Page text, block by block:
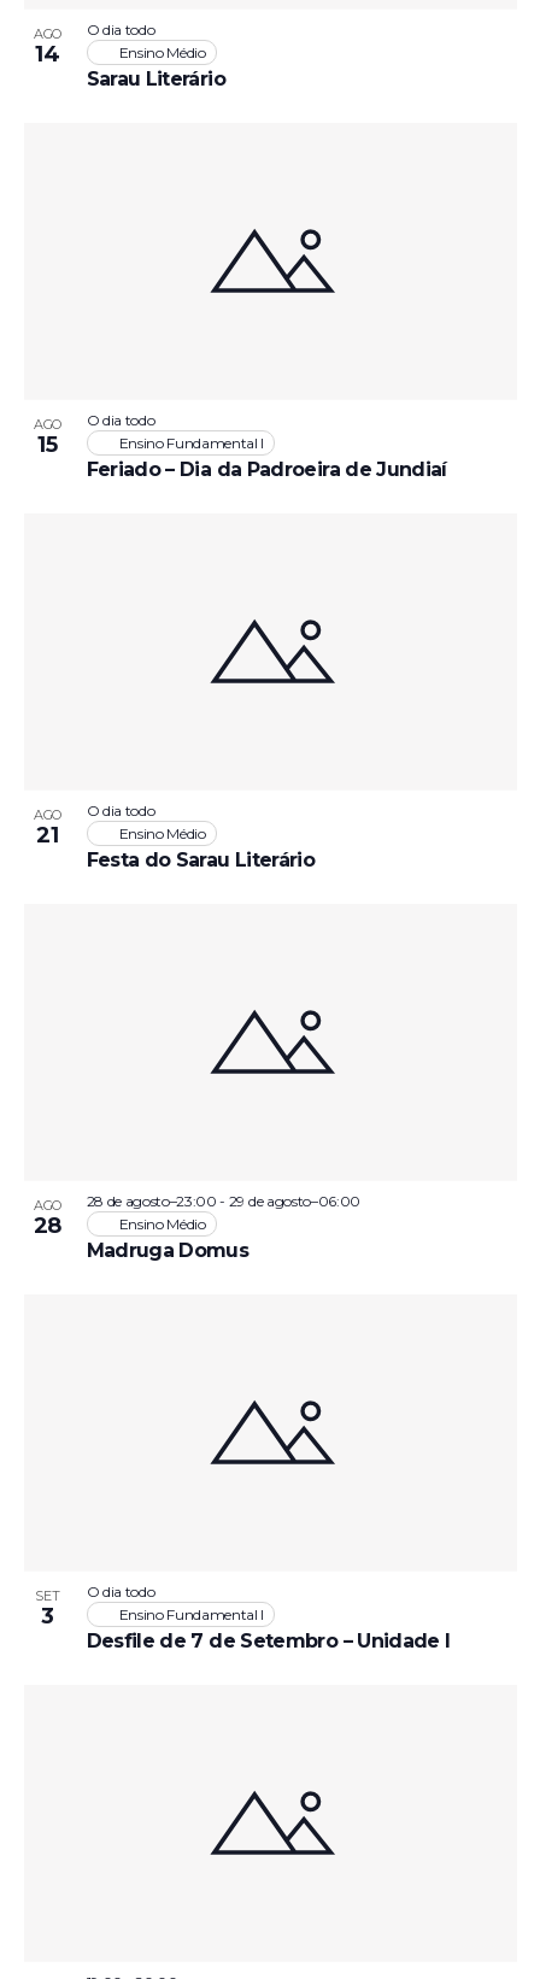
AGO
14
Sarau Literário
O dia todo
Ensino Médio
AGO
15
Feriado – Dia da Padroeira de Jundiaí
O dia todo
Ensino Fundamental I
AGO
21
Festa do Sarau Literário
O dia todo
Ensino Médio
AGO
28
Madruga Domus
28 de agosto–23:00 - 29 de agosto–06:00
Ensino Médio
SET
3
Desfile de 7 de Setembro – Unidade I
O dia todo
Ensino Fundamental I